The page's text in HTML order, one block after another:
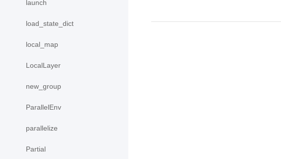
launch
load_state_dict
local_map
LocalLayer
new_group
ParallelEnv
parallelize
Partial